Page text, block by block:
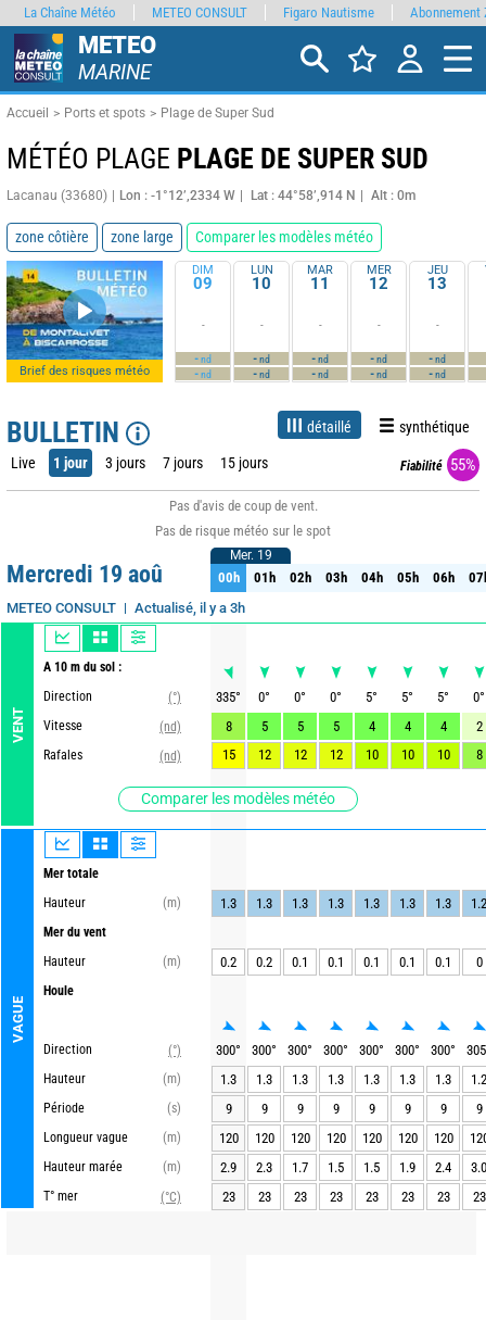
METEO
MARINE
Accueil Ports et spots Plage de Super Sud
MÉTÉO PLAGE PLAGE DE SUPER SUD
Lacanau (33680) Lon : -1°12’,2334 W Lat : 44°58’,914 N Alt : 0m
zone côtière zone large Comparer les modèles météo
Brief des risques météo
DIM
09
-
-nd
-nd
LUN
10
-
-nd
-nd
MAR
11
-
-nd
-nd
MER
12
-
-nd
-nd
JEU
13
-
-nd
-nd
BULLETIN détaillé synthétique
Live 1 jour 3 jours 7 jours 15 jours Fiabilité 55%
Pas d'avis de coup de vent.
Pas de risque météo sur le spot
Mercredi 19 aoû
METEO CONSULT Actualisé, il y a 3h
VENT
A 10 m du sol :
Direction
(°)
Vitesse
(nd)
Rafales
(nd)
Comparer les modèles météo
VAGUE
Mer totale
Hauteur
(m)
Mer du vent
Hauteur
(m)
Houle
Direction
(°)
Hauteur
(m)
Période
(s)
Longueur vague
(m)
Hauteur marée
(m)
T° mer
(°C)
Mer. 19
00h 01h 02h 03h 04h 05h 06h
Mer. 19
00h 01h 02h 03h 04h 05h 06h
335° 0° 0° 0° 5° 5° 5° 0°
8
5 5 5 4 4 4
2
15
12 12 12 10 10 10 8
1.3 1.3 1.3 1.3 1.3 1.3 1.3 1.2
0.2 0.2 0.1 0.1 0.1 0.1 0.1 0
300° 300° 300° 300° 300° 300° 300°
305
1.3
1.3 1.3 1.3 1.3 1.3 1.3
1.2
9
9 9 9 9 9 9
9
120
120 120 120 120 120 120
2.9
2.3 1.7 1.5 1.5 1.9 2.4
3.0
23
23 23 23 23 23 23 23
La Chaîne Météo METEO CONSULT Figaro Nautisme Abonnement